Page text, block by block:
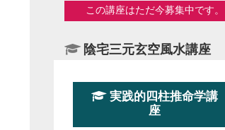
この講座はただ今募集中です。
陰宅三元玄空風水講座
この講座はただ今募集中です。
実践的四柱推命学講
座